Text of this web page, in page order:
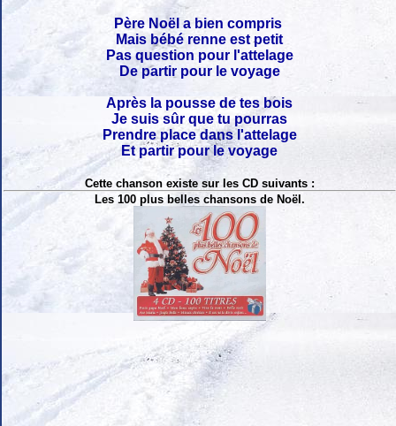
Père Noël a bien compris
Mais bébé renne est petit
Pas question pour l'attelage
De partir pour le voyage
Après la pousse de tes bois
Je suis sûr que tu pourras
Prendre place dans l'attelage
Et partir pour le voyage
Cette chanson existe sur les CD suivants :
Les 100 plus belles chansons de Noël.